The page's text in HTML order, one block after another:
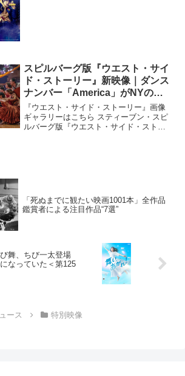
スピルバーグ版『ウエスト・サイ
ド・ストーリー』新映像｜ダンス
ナンバー「America」がNYの街
に鳴り響く
『ウエスト・サイド・ストーリー』画像
ギャラリーはこちら スティーブン・スピ
ルバーグ版『ウエスト・サイド・ストー
「死ぬまでに観たい映画1001本」全作品
鑑賞者による注目作品“7選”
舞、ちび一太登場
なっていた＜第125
ース 特別映像